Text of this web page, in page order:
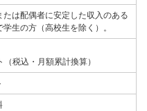
たは配偶者に安定した収入のある
生の方（高校生を除く）。
税込・月額累計換算）